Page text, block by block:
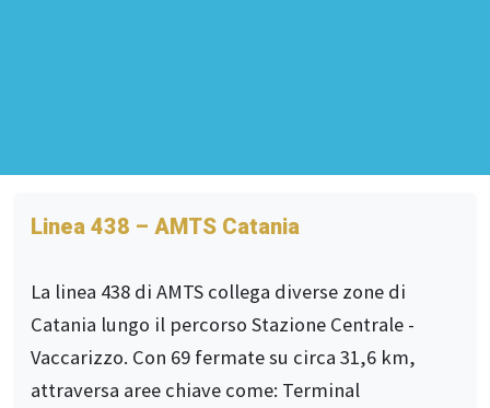
Linea 438 – AMTS Catania
La linea 438 di AMTS collega diverse zone di
Catania lungo il percorso Stazione Centrale -
Vaccarizzo. Con 69 fermate su circa 31,6 km,
attraversa aree chiave come: Terminal